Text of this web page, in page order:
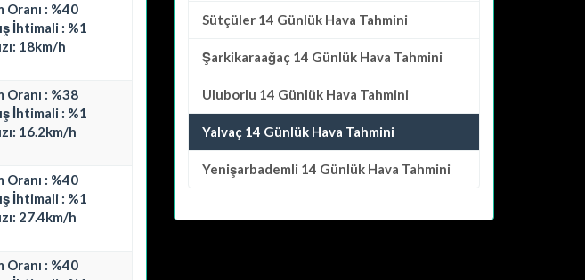
Oranı : %40
İhtimali : %1
18km/h
Oranı : %38
İhtimali : %1
16.2km/h
Oranı : %40
İhtimali : %1
27.4km/h
Oranı : %40
Sütçüler 14 Günlük Hava Tahmini
Şarkikaraağaç 14 Günlük Hava Tahmini
Uluborlu 14 Günlük Hava Tahmini
Yalvaç 14 Günlük Hava Tahmini
Yenişarbademli 14 Günlük Hava Tahmini